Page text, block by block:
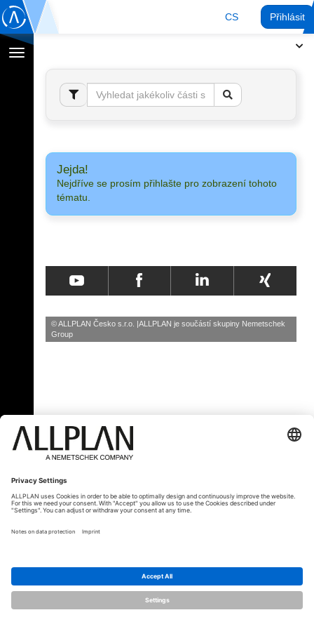
CS Přihlásit
Přepnout
navigaci
Jejda!
Nejdříve se prosím přihlašte pro zobrazení tohoto
tématu.
© ALLPLAN Česko s.r.o. ALLPLAN je součástí skupiny Nemetschek
Group